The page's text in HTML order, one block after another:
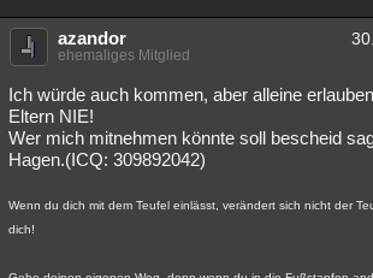
azandor
ehemaliges Mitglied
Ich würde auch kommen, aber alleine
Eltern NIE!
Wer mich mitnehmen könnte soll bescheid
Hagen.(ICQ: 309892042)
Wenn du dich mit dem Teufel einlässt, verändert sich nicht der
dich!